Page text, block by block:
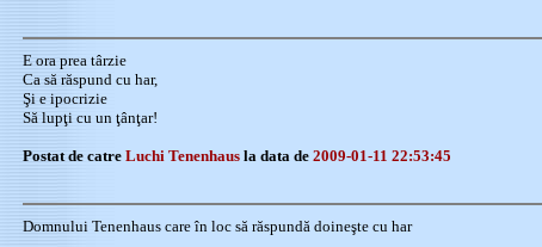
E ora prea târzie
Ca să răspund cu har,
Şi e ipocrizie
Să lupţi cu un ţânţar!
Postat de catre Luchi Tenenhaus la data de 2009-01-11 22:53:45
Domnului Tenenhaus care în loc să răspundă doineşte cu har